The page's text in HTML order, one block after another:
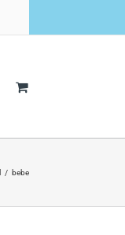
/ bebe